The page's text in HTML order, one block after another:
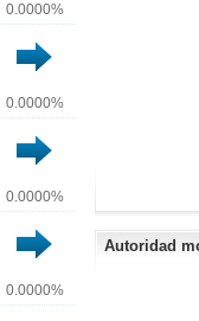
0.0000%
0.0000%
0.0000%
0.0000%
Autoridad